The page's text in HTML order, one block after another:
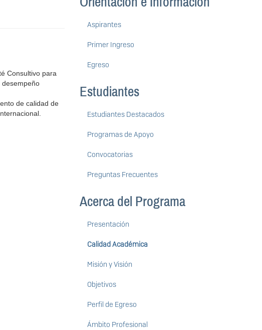
Consultivo para
desempeño
de calidad de
Aspirantes
Primer Ingreso
Egreso
Estudiantes
Estudiantes Destacados
Programas de Apoyo
Convocatorias
Preguntas Frecuentes
Acerca del Programa
Presentación
Calidad Académica
Misión y Visión
Objetivos
Perfil de Egreso
Ámbito Profesional